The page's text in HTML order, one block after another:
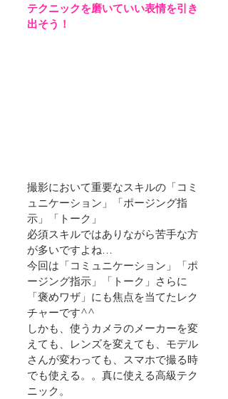
テクニックを磨いていい表情を引き
出そう！
撮影において重要なスキルの「コミ
ュニケーション」「ポージング指
示」「トーク」
必須スキルではありながら苦手な方
が多いですよね…
今回は「コミュニケーション」「ポ
ージング指示」「トーク」さらに
「褒めワザ」にも焦点を当てたレク
チャーです^^
しかも、使うカメラのメーカーを変
えても、レンズを変えても、モデル
さんが変わっても、スマホで撮る時
でも使える。。真に使える高級テク
ニック。